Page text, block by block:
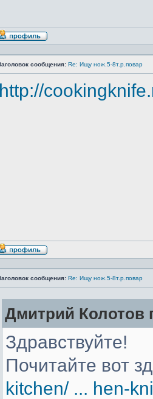
сообщения: Re: Ищу нож.5-8т.р.повар
http://
сообщения: Re: Ищу нож.5-8т.р.повар
Дмитрий Колотов
Здравствуйте!
Почитайте вот
kitchen/ ... hen-